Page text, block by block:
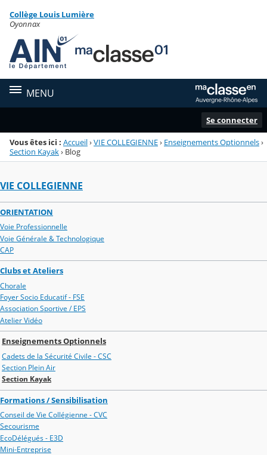
Menu de la rubrique
Contenu
Collège Louis Lumière
Oyonnax
MENU
Se connecter
Vous êtes ici : Accueil›VIE COLLEGIENNE› Enseignements Optionnels›
Section Kayak› Blog
VIE COLLEGIENNE
ORIENTATION
Voie Professionnelle
Voie Générale & Technologique
CAP
Clubs et Ateliers
Chorale
Foyer Socio Educatif - FSE
Association Sportive / EPS
Atelier Vidéo
Enseignements Optionnels
Cadets de la Sécurité Civile - CSC
Section Plein Air
Section Kayak
Formations / Sensibilisation
Conseil de Vie Collégienne - CVC
Secourisme
EcoDélégués - E3D
Mini-Entreprise